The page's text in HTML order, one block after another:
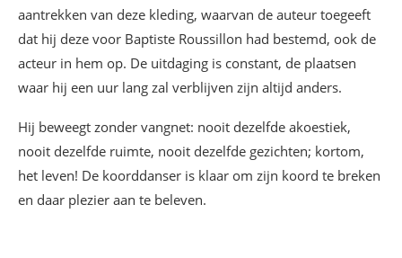
aantrekken van deze kleding, waarvan de auteur toegeeft
dat hij deze voor Baptiste Roussillon had bestemd, ook de
acteur in hem op. De uitdaging is constant, de plaatsen
waar hij een uur lang zal verblijven zijn altijd anders.
Hij beweegt zonder vangnet: nooit dezelfde akoestiek,
nooit dezelfde ruimte, nooit dezelfde gezichten; kortom,
het leven! De koorddanser is klaar om zijn koord te breken
en daar plezier aan te beleven.